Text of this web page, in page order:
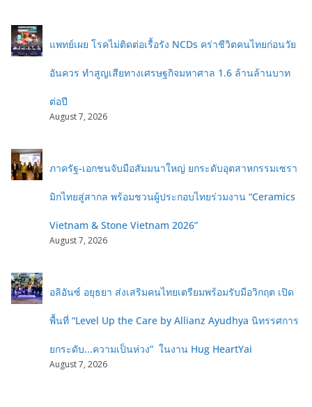
แพทย์เผย โรคไม่ติดต่อเรื้อรัง NCDs คร่าชีวิตคนไทยก่อนวัย
อันควร ทำสูญเสียทางเศรษฐกิจมหาศาล 1.6 ล้านล้านบาท
ต่อปี
August 7, 2026
ภาครัฐ-เอกชนจับมือสัมมนาใหญ่ ยกระดับอุตสาหกรรมเซรา
มิกไทยสู่สากล พร้อมชวนผู้ประกอบไทยร่วมงาน “Ceramics
Vietnam & Stone Vietnam 2026”
August 7, 2026
อลิอันซ์ อยุธยา ส่งเสริมคนไทยเตรียมพร้อมรับมือวิกฤต เปิด
พื้นที่ “Level Up the Care by Allianz Ayudhya นิทรรศการ
ยกระดับ...ความเป็นห่วง” ในงาน Hug HeartYai
August 7, 2026